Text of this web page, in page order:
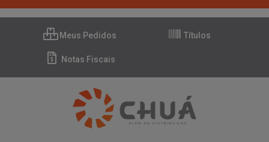
Meus Pedidos Títulos
Notas Fiscais